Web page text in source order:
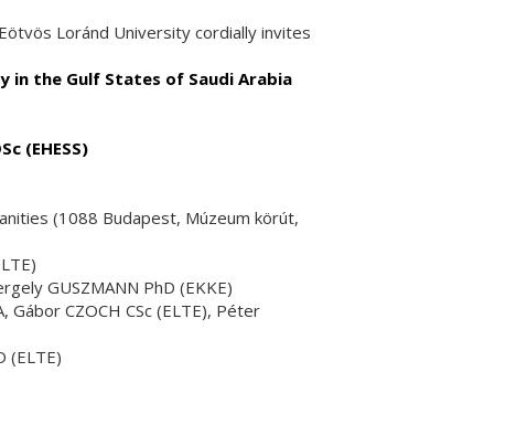
Loránd University cordially invites
in the Gulf States of Saudi Arabia
(EHESS)
(1088 Budapest, Múzeum körút,
GUSZMANN PhD (EKKE)
Gábor CZOCH CSc (ELTE), Péter
(ELTE)